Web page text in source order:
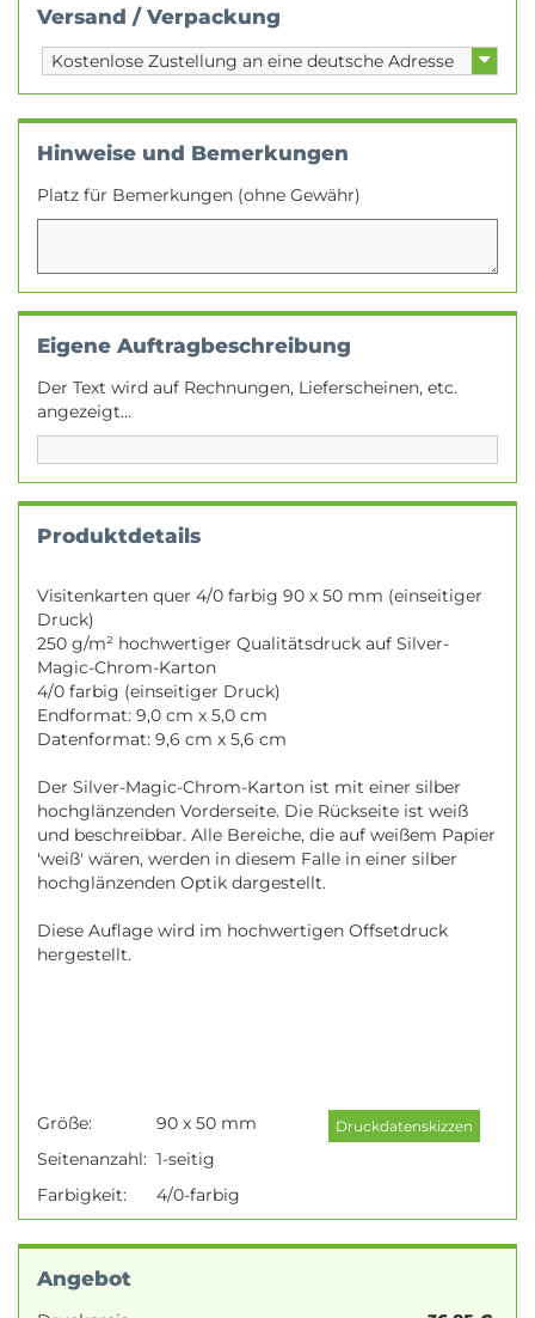
Versand / Verpackung
Hinweise und Bemerkungen
Platz für Bemerkungen (ohne Gewähr)
Eigene Auftragbeschreibung
Der Text wird auf Rechnungen, Lieferscheinen, etc.
angezeigt...
Produktdetails
Visitenkarten quer 4/0 farbig 90 x 50 mm (einseitiger
Druck)
250 g/m² hochwertiger Qualitätsdruck auf Silver-
Magic-Chrom-Karton
4/0 farbig (einseitiger Druck)
Endformat: 9,0 cm x 5,0 cm
Datenformat: 9,6 cm x 5,6 cm
Der Silver-Magic-Chrom-Karton ist mit einer silber
hochglänzenden Vorderseite. Die Rückseite ist weiß
und beschreibbar. Alle Bereiche, die auf weißem Papier
'weiß' wären, werden in diesem Falle in einer silber
hochglänzenden Optik dargestellt.
Diese Auflage wird im hochwertigen Offsetdruck
hergestellt.
Größe:
90 x 50 mm
Seitenanzahl: 1-seitig
Farbigkeit:
4/0-farbig
Angebot